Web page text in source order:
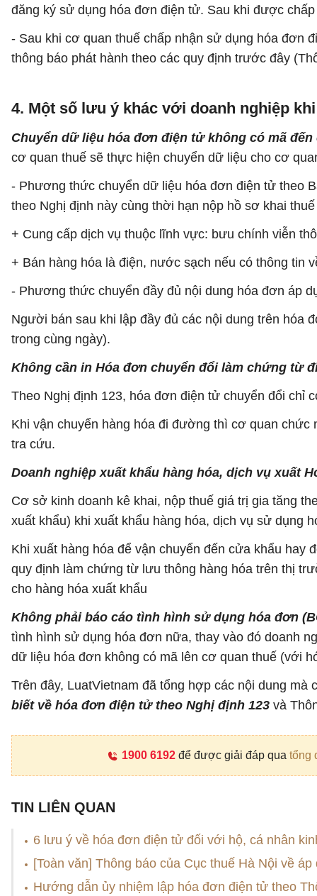
đăng ký sử dụng hóa đơn điện tử. Sau khi được
- Sau khi cơ quan thuế chấp nhận sử dụng hóa đơn
thông báo phát hành theo các quy định trước đây
4. Một số lưu ý khác với doanh nghiệp
Chuyển dữ liệu hóa đơn điện tử không có mã đến
cơ quan thuế sẽ thực hiện chuyển dữ liệu cho cơ
- Phương thức chuyển dữ liệu hóa đơn điện tử theo
theo Nghị định này cùng thời hạn nộp hồ sơ khai
+ Cung cấp dịch vụ thuộc lĩnh vực: bưu chính viễn
+ Bán hàng hóa là điện, nước sạch nếu có thông tin
- Phương thức chuyển đầy đủ nội dung hóa đơn áp
Người bán sau khi lập đầy đủ các nội dung trên
trong cùng ngày).
Không cần in Hóa đơn chuyển đổi làm chứng từ
Theo Nghị định 123, hóa đơn điện tử chuyển đổi chỉ
Khi vận chuyển hàng hóa đi đường thì cơ quan chức
tra cứu.
Doanh nghiệp xuất khẩu hàng hóa, dịch vụ xuất
Cơ sở kinh doanh kê khai, nộp thuế giá trị gia tăng
xuất khẩu) khi xuất khẩu hàng hóa, dịch vụ sử dụng
Khi xuất hàng hóa để vận chuyển đến cửa khẩu hay
quy định làm chứng từ lưu thông hàng hóa trên thị
cho hàng hóa xuất khẩu
Không phải báo cáo tình hình sử dụng hóa đơn
tình hình sử dụng hóa đơn nữa, thay vào đó doanh
dữ liệu hóa đơn không có mã lên cơ quan thuế (với
Trên đây, LuatVietnam đã tổng hợp các nội dung
biết về hóa đơn điện tử theo Nghị định 123 và
1900 6192để được giải đáp qua tổng
TIN LIÊN QUAN
6 lưu ý về hóa đơn điện tử đối với hộ, cá nhân
[Toàn văn] Thông báo của Cục thuế Hà Nội về
Hướng dẫn ủy nhiệm lập hóa đơn điện tử theo